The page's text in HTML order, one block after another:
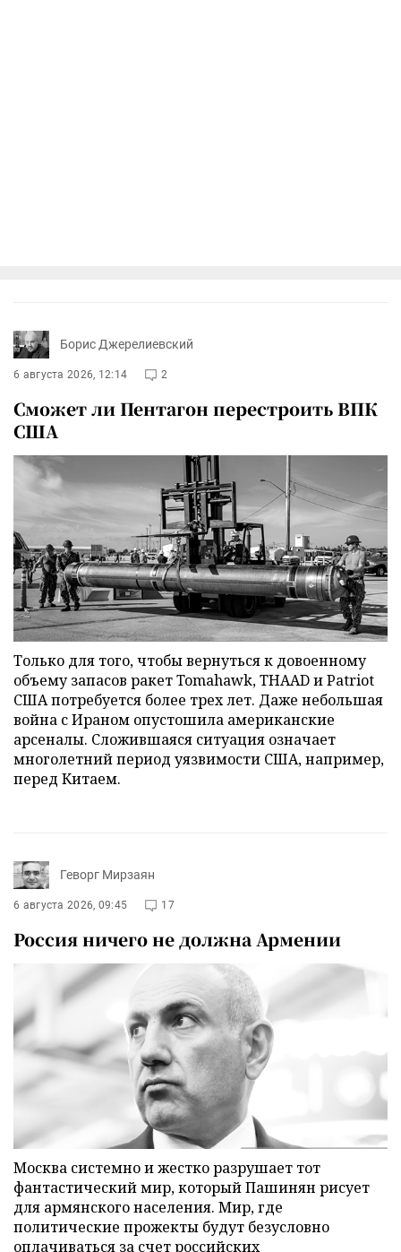
Борис Джерелиевский
6 августа 2026, 12:14 2
Сможет ли Пентагон перестроить ВПК
США
Только для того, чтобы вернуться к довоенному
объему запасов ракет Tomahawk, THAAD и Patriot
США потребуется более трех лет. Даже небольшая
война с Ираном опустошила американские
арсеналы. Сложившаяся ситуация означает
многолетний период уязвимости США, например,
перед Китаем.
Геворг Мирзаян
6 августа 2026, 09:45 17
Россия ничего не должна Армении
Москва системно и жестко разрушает тот
фантастический мир, который Пашинян рисует
для армянского населения. Мир, где
политические прожекты будут безусловно
оплачиваться за счет российских